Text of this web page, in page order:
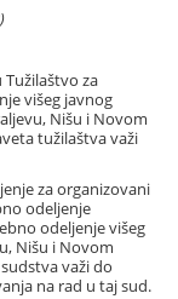
za
višeg javnog
Nišu i Novom
tužilaštva važi
za organizovani
odeljenje
odeljenje višeg
Nišu i Novom
važi do
na rad u taj sud.